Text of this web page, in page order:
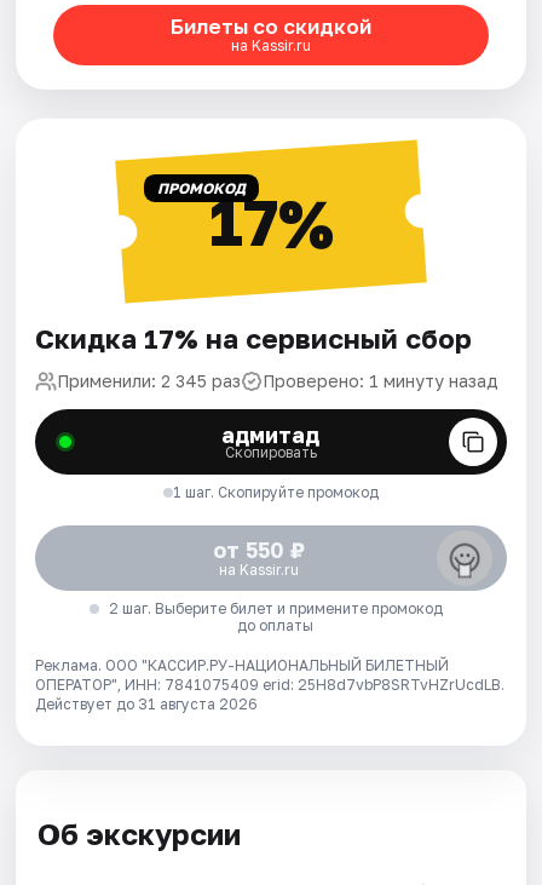
Билеты со скидкой
на Kassir.ru
ПРОМОКОД17%
Скидка 17% на сервисный сбор
Применили: 2 345 раз Проверено: 1 минуту назад
адмитад
Скопировать
1 шаг. Скопируйте промокод
от 550 ₽
на Kassir.ru
2 шаг. Выберите билет и примените промокод
до оплаты
Реклама. ООО "КАССИР.РУ-НАЦИОНАЛЬНЫЙ БИЛЕТНЫЙ
ОПЕРАТОР", ИНН: 7841075409 erid: 25H8d7vbP8SRTvHZrUcdLB.
Действует до 31 августа 2026
Об экскурсии